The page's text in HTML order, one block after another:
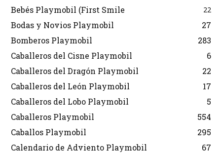
Bebés Playmobil (First Smile
22
Bodas y Novios Playmobil
27
Bomberos Playmobil
283
Caballeros del Cisne Playmobil
6
Caballeros del Dragón Playmobil
22
Caballeros del León Playmobil
17
Caballeros del Lobo Playmobil
5
Caballeros Playmobil
554
Caballos Playmobil
295
Calendario de Adviento Playmobil
67